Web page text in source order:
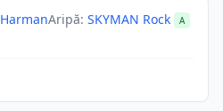
HarmanAripă: SKYMAN Rock A